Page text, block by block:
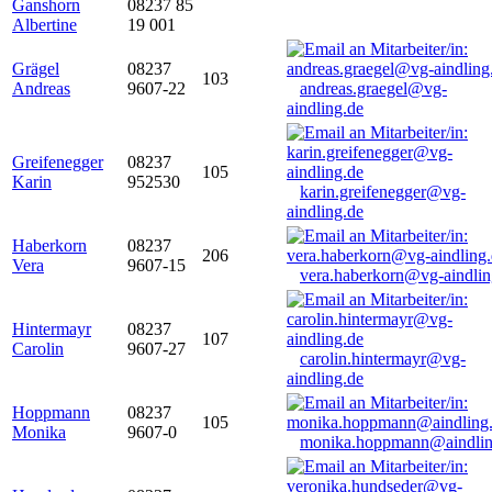
Ganshorn
Albertine
08237 85
19 001
Grägel
Andreas
08237
9607-22
103
andreas.graegel@vg-
aindling.de
Greifenegger
Karin
08237
952530
105
karin.greifenegger@vg-
aindling.de
Haberkorn
Vera
08237
9607-15
206
vera.haberkorn@vg-
Hintermayr
Carolin
08237
9607-27
107
carolin.hintermayr@vg-
aindling.de
Hoppmann
Monika
08237
9607-0
105